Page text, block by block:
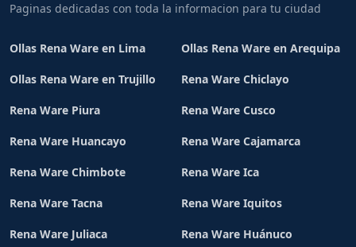
Paginas dedicadas con toda la informacion para tu ciudad
Ollas Rena Ware en Lima Ollas Rena Ware en Arequipa
Ollas Rena Ware en Trujillo Rena Ware Chiclayo
Rena Ware Piura Rena Ware Cusco
Rena Ware Huancayo Rena Ware Cajamarca
Rena Ware Chimbote Rena Ware Ica
Rena Ware Tacna Rena Ware Iquitos
Rena Ware Juliaca Rena Ware Huánuco